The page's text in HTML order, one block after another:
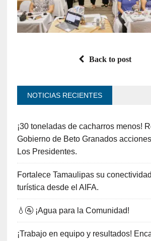
Back to post
NOTICIAS RECIENTES
¡30 toneladas de cacharros menos!
Gobierno de Beto Granados
Los Presidentes.
Fortalece Tamaulipas su
turística desde el AIFA.
💧🚰 ¡Agua para la Comunidad!
¡Trabajo en equipo y resultados!